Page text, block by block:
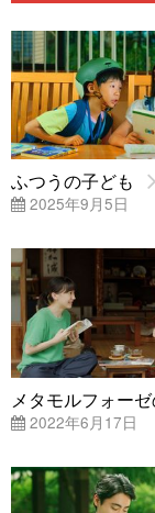
ふつうの子ども
2025年9月5日
メタモルフォー
2022年6月17日